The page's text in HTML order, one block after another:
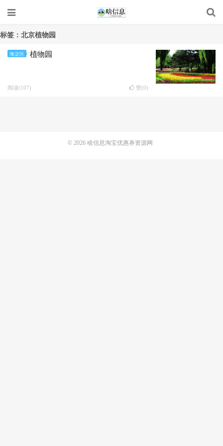
标签：北京植物园
海淀区 植物园
阅读(107) 赞(0)
© 2026 啥信息淘宝优惠券资源网